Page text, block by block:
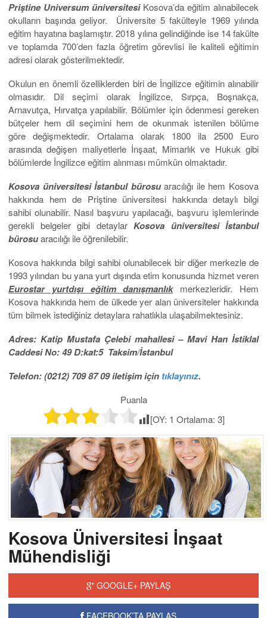
Priştine Universum üniversitesi Kosova’da eğitim alınabilecek
okulların başında geliyor. Üniversite 5 fakülteyle 1969 yılında
eğitim hayatına başlamıştır. 2018 yılına gelindiğinde ise 14 fakülte
ve toplamda 700’den fazla öğretim görevlisi ile kaliteli eğitimin
adresi olarak gösterilmektedir.
Okulun en önemli özelliklerden biri de İngilizce eğitimin alınabilir
olmasıdır. Dil seçimi olarak İngilizce, Sırpça, Boşnakça,
Arnavutça, Hırvatça yapılabilir. Bölümler için ödenmesi gereken
bütçeler hem dil seçimini hem de okunmak istenilen bölüme
göre değişmektedir. Ortalama olarak 1800 ila 2500 Euro
arasında değişen maliyetlerle İnşaat, Mimarlık ve Hukuk gibi
bölümlerde İngilizce eğitim alınması mümkün olmaktadır.
Kosova üniversitesi İstanbul bürosuaracılığı ile hem Kosova
hakkında hem de Priştine üniversitesi hakkında detaylı bilgi
sahibi olunabilir. Nasıl başvuru yapılacağı, başvuru işlemlerinde
gerekli belgeler gibi detaylar Kosova üniversitesi İstanbul
bürosuaracılığı ile öğrenilebilir.
Kosova hakkında bilgi sahibi olunabilecek bir diğer merkezle de
1993 yılından bu yana yurt dışında etim konusunda hizmet veren
Eurostar yurtdışı eğitim danışmanlık merkezleridir. Hem
Kosova hakkında hem de ülkede yer alan üniversiteler hakkında
tüm bilmek istediğiniz detaylara rahatlıkla ulaşabilmektesiniz.
Adres: Katip Mustafa Çelebi mahallesi – Mavi Han İstiklal
Caddesi No: 49 D:kat:5 Taksim/İstanbul
Telefon: (0212) 709 87 09 iletişim için tıklayınız.
Puanla
[OY: 1 Ortalama: 3]
Kosova Üniversitesi İnşaat
Mühendisliği
GOOGLE+ PAYLAŞ